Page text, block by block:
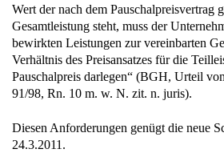
Wert der nach dem Pauschalpreisvertrag
Gesamtleistung steht, muss der
bewirkten Leistungen zur vereinbarten
Verhältnis des Preisansatzes für die
Pauschalpreis darlegen“ (BGH, Urteil
91/98, Rn. 10 m. w. N. zit. n. juris).
Diesen Anforderungen genügt die neue
24.3.2011.